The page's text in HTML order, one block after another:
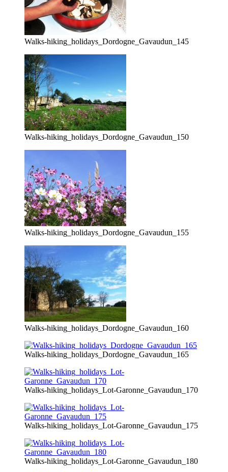
Walks-hiking_holidays_Dordogne_Gavaudun_145
Walks-hiking_holidays_Dordogne_Gavaudun_150
Walks-hiking_holidays_Dordogne_Gavaudun_155
Walks-hiking_holidays_Dordogne_Gavaudun_160
Walks-hiking_holidays_Dordogne_Gavaudun_165
Walks-hiking_holidays_Lot-Garonne_Gavaudun_170
Walks-hiking_holidays_Lot-Garonne_Gavaudun_175
Walks-hiking_holidays_Lot-Garonne_Gavaudun_180